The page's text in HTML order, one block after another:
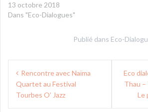
13 octobre 2018
Dans "Eco-Dialogues"
Publié dans Eco-
Navigation
de
l’article
Rencontre avec Naïma
Quartet au Festival
Tourbes O’ Jazz
Eco
Thau
Le